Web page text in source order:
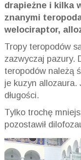
drapieżne i kilka
znanymi
welociraptor,
Tropy teropodów
zazwyczaj pazury.
teropodów należą
je kuzyn allozaura.
długości.
Tylko trochę
pozostawił